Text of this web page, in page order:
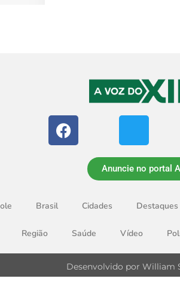
Anuncie no portal
Brasil Cidades Destaques
Região Saúde Vídeo
Desenvolvido por William